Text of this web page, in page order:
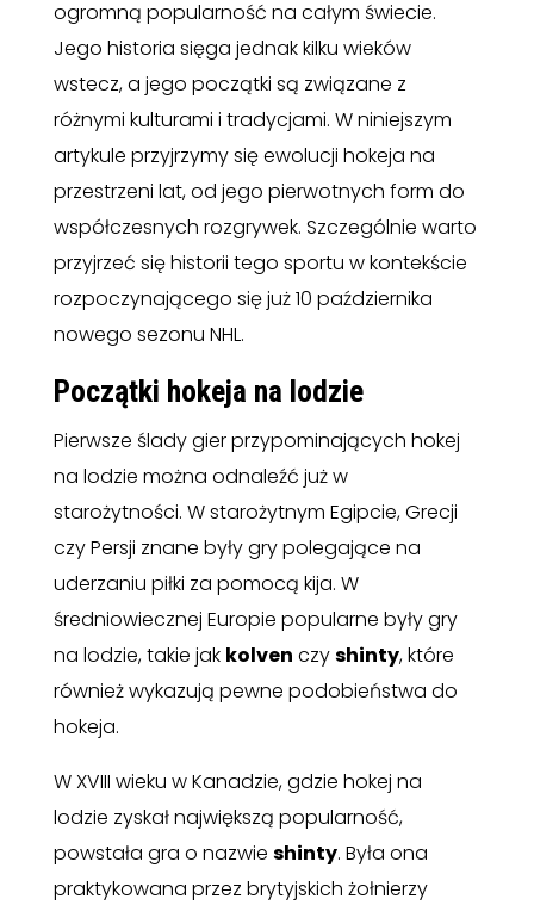
ogromną popularność na całym świecie.
Jego historia sięga jednak kilku wieków
wstecz, a jego początki są związane z
różnymi kulturami i tradycjami. W niniejszym
artykule przyjrzymy się ewolucji hokeja na
przestrzeni lat, od jego pierwotnych form do
współczesnych rozgrywek. Szczególnie warto
przyjrzeć się historii tego sportu w kontekście
rozpoczynającego się już 10 października
nowego sezonu NHL.
Początki hokeja na lodzie
Pierwsze ślady gier przypominających hokej
na lodzie można odnaleźć już w
starożytności. W starożytnym Egipcie, Grecji
czy Persji znane były gry polegające na
uderzaniu piłki za pomocą kija. W
średniowiecznej Europie popularne były gry
na lodzie, takie jak kolven czyshinty, które
również wykazują pewne podobieństwa do
hokeja.
W XVIII wieku w Kanadzie, gdzie hokej na
lodzie zyskał największą popularność,
powstała gra o nazwie shinty. Była ona
praktykowana przez brytyjskich żołnierzy